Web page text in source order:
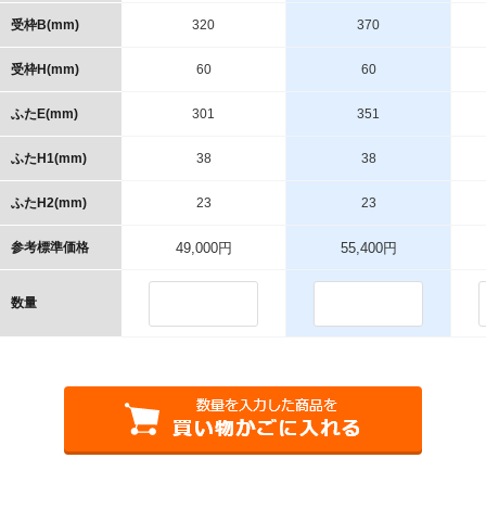
受枠B(mm)
受枠H(mm)
ふたE(mm)
ふたH1(mm)
ふたH2(mm)
参考標準価格
数量
320
60
301
38
23
49,000円
370
60
351
38
23
55,400円